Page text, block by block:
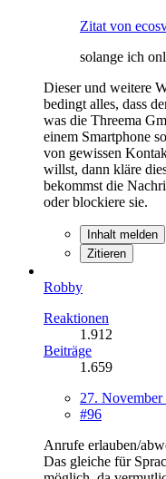
Zitat von
solange ich
Dieser und weitere
bedingt alles, dass
was die Threema
einem Smartphone
von gewissen
willst, dann kläre
bekommst die
oder blockiere sie.
Inhalt melden
Zitieren
Robby
Reaktionen
1.912
Beiträge
1.659
27.
#96
Anrufe erlauben/
Das gleiche für